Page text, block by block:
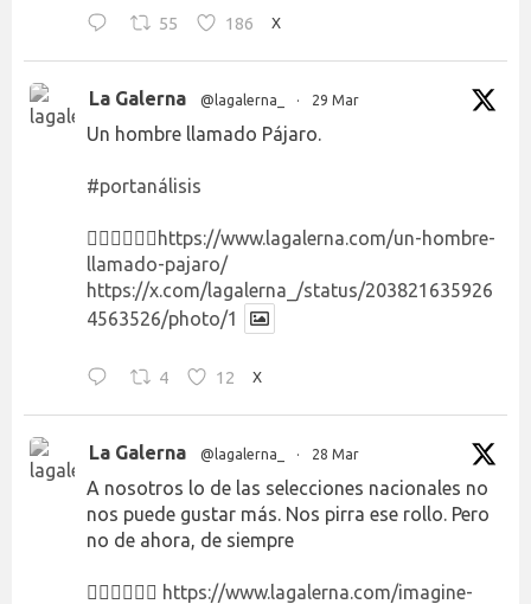
55 186 X
La Galerna @lagalerna_ · 29 Mar
Un hombre llamado Pájaro.
#portanálisis
👉🏻👉🏻👉🏻 https://www.lagalerna.com/un-hombre-
llamado-pajaro/
https://x.com/lagalerna_/status/203821635926
4563526/photo/1
4 12 X
La Galerna @lagalerna_ · 28 Mar
A nosotros lo de las selecciones nacionales no
nos puede gustar más. Nos pirra ese rollo. Pero
no de ahora, de siempre
👉🏻👉🏻👉🏻 https://www.lagalerna.com/imagine-